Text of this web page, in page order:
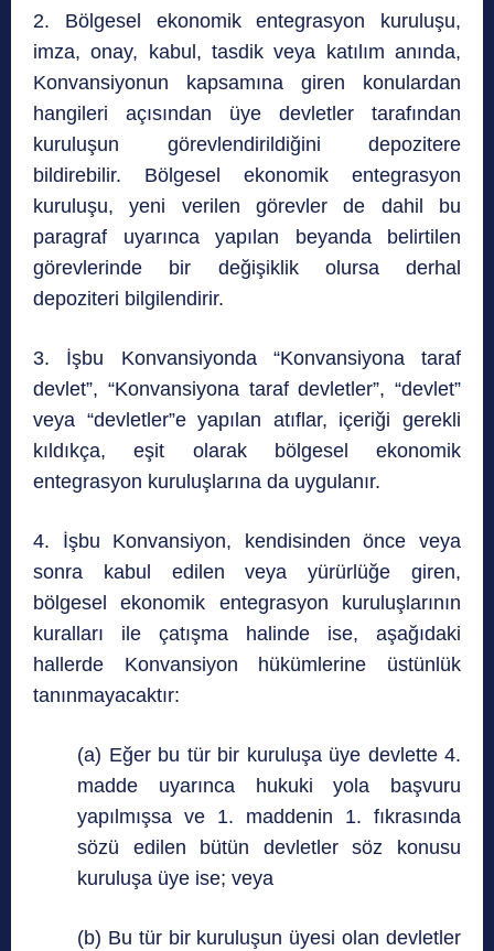
2. Bölgesel ekonomik entegrasyon kuruluşu,
imza, onay, kabul, tasdik veya katılım anında,
Konvansiyonun kapsamına giren konulardan
hangileri açısından üye devletler tarafından
kuruluşun görevlendirildiğini depozitere
bildirebilir. Bölgesel ekonomik entegrasyon
kuruluşu, yeni verilen görevler de dahil bu
paragraf uyarınca yapılan beyanda belirtilen
görevlerinde bir değişiklik olursa derhal
depoziteri bilgilendirir.
3. İşbu Konvansiyonda “Konvansiyona taraf
devlet”, “Konvansiyona taraf devletler”, “devlet”
veya “devletler”e yapılan atıflar, içeriği gerekli
kıldıkça, eşit olarak bölgesel ekonomik
entegrasyon kuruluşlarına da uygulanır.
4. İşbu Konvansiyon, kendisinden önce veya
sonra kabul edilen veya yürürlüğe giren,
bölgesel ekonomik entegrasyon kuruluşlarının
kuralları ile çatışma halinde ise, aşağıdaki
hallerde Konvansiyon hükümlerine üstünlük
tanınmayacaktır:
(a) Eğer bu tür bir kuruluşa üye devlette 4.
madde uyarınca hukuki yola başvuru
yapılmışsa ve 1. maddenin 1. fıkrasında
sözü edilen bütün devletler söz konusu
kuruluşa üye ise; veya
(b) Bu tür bir kuruluşun üyesi olan devletler